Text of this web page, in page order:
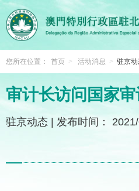
您所在位置： 首页 > 活动消息 > 驻京
审计长访问国家
驻京动态 | 发布时间：